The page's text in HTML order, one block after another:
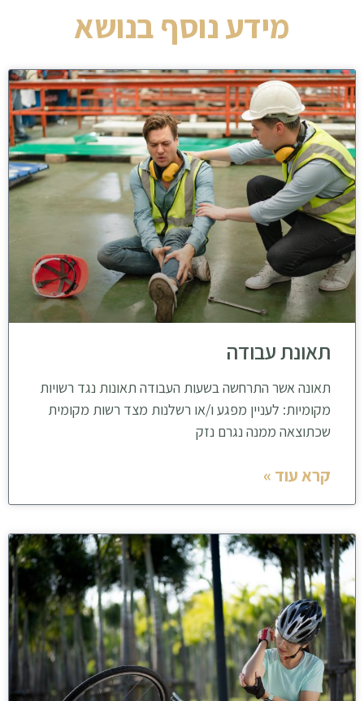
מידע נוסף בנושא
תאונת עבודה
תאונה אשר התרחשה בשעות העבודה תאונות נגד רשויות
מקומיות: לעניין מפגע ו/או רשלנות מצד רשות מקומית
שכתוצאה ממנה נגרם נזק
קרא עוד »